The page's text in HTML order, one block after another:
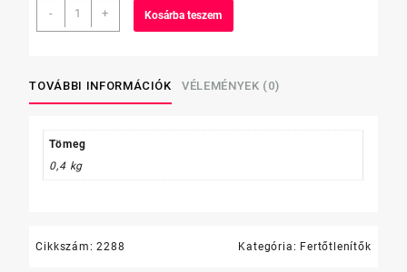
-
Sanytol
fertőtlenítő
szagtalanító
spray
ml
többféle
mennyiség
+ Kosárba teszem
TOVÁBBI INFORMÁCIÓK VÉLEMÉNYEK (0)
Tömeg
0,4 kg
Cikkszám:2288 Kategória: Fertőtlenítők